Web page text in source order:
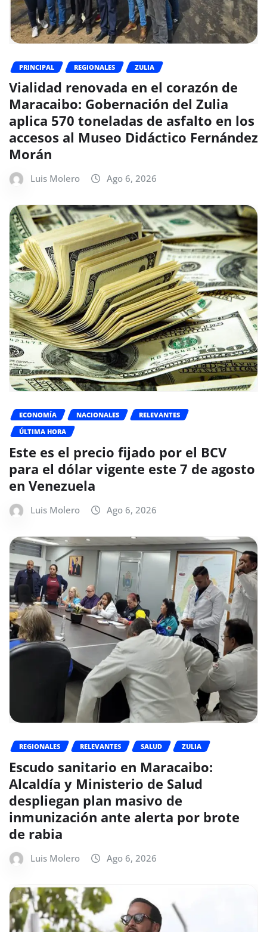
PRINCIPAL REGIONALES ZULIA
Vialidad renovada en el corazón de
Maracaibo: Gobernación del Zulia
aplica 570 toneladas de asfalto en los
accesos al Museo Didáctico Fernández
Morán
Luis Molero Ago 6, 2026
ECONOMÍA NACIONALES
RELEVANTES
ÚLTIMA HORA
Este es el precio fijado por el BCV
para el dólar vigente este 7 de agosto
en Venezuela
Luis Molero Ago 6, 2026
REGIONALES RELEVANTES SALUD ZULIA
Escudo sanitario en Maracaibo:
Alcaldía y Ministerio de Salud
despliegan plan masivo de
inmunización ante alerta por brote
de rabia
Luis Molero Ago 6, 2026